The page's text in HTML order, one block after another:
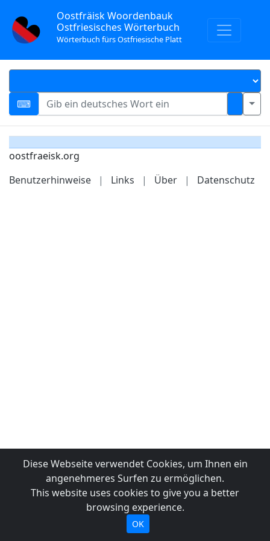
Oostfräisk Woordenbauk
Ostfriesisches Wörterbuch
Wörterbuch fürs Ostfriesische Platt
oostfraeisk.org
Benutzerhinweise
| Links | Über | Datenschutz
Diese Webseite verwendet Cookies, um Ihnen ein
angenehmeres Surfen zu ermöglichen.
This website uses cookies to give you a better
browsing experience.
OK